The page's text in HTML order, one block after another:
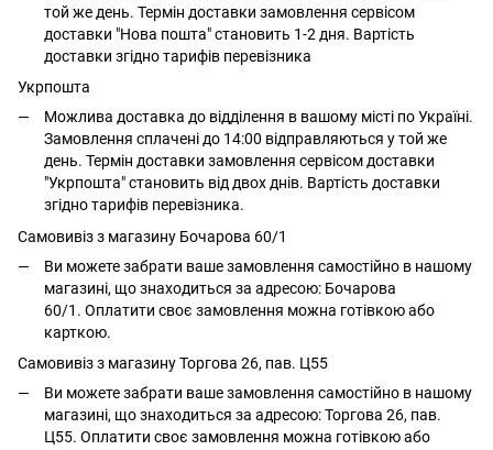
той же день. Термін доставки замовлення сервісом
доставки "Нова пошта" становить 1-2 дня. Вартість
доставки згідно тарифів перевізника
Укрпошта
Можлива доставка до відділення в вашому місті по Україні.
Замовлення сплачені до 14:00 відправляються у той же
день. Термін доставки замовлення сервісом доставки
"Укрпошта" становить від двох днів. Вартість доставки
згідно тарифів перевізника.
Самовивіз з магазину Бочарова 60/1
Ви можете забрати ваше замовлення самостійно в нашому
магазині, що знаходиться за адресою: Бочарова
60/1. Оплатити своє замовлення можна готівкою або
карткою.
Самовивіз з магазину Торгова 26, пав. Ц55
Ви можете забрати ваше замовлення самостійно в нашому
магазині, що знаходиться за адресою: Торгова 26, пав.
Ц55. Оплатити своє замовлення можна готівкою або